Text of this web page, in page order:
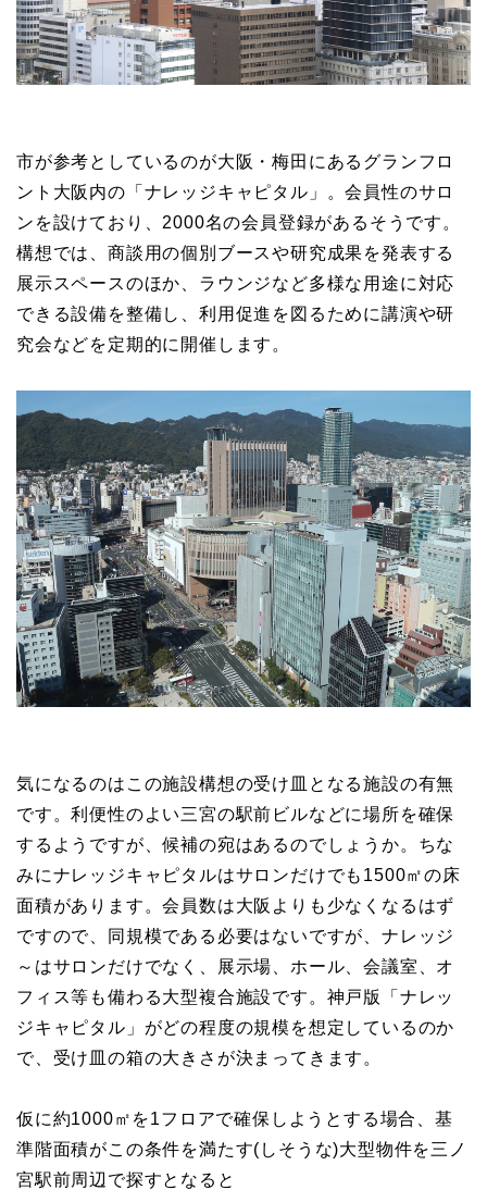
市が参考としているのが大阪・梅田にあるグランフロ
ント大阪内の「ナレッジキャピタル」。会員性のサロ
ンを設けており、2000名の会員登録があるそうです。
構想では、商談用の個別ブースや研究成果を発表する
展示スペースのほか、ラウンジなど多様な用途に対応
できる設備を整備し、利用促進を図るために講演や研
究会などを定期的に開催します。
気になるのはこの施設構想の受け皿となる施設の有無
です。利便性のよい三宮の駅前ビルなどに場所を確保
するようですが、候補の宛はあるのでしょうか。ちな
みにナレッジキャピタルはサロンだけでも1500㎡の床
面積があります。会員数は大阪よりも少なくなるはず
ですので、同規模である必要はないですが、ナレッジ
～はサロンだけでなく、展示場、ホール、会議室、オ
フィス等も備わる大型複合施設です。神戸版「ナレッ
ジキャピタル」がどの程度の規模を想定しているのか
で、受け皿の箱の大きさが決まってきます。
仮に約1000㎡を1フロアで確保しようとする場合、基
準階面積がこの条件を満たす(しそうな)大型物件を三ノ
宮駅前周辺で探すとなると